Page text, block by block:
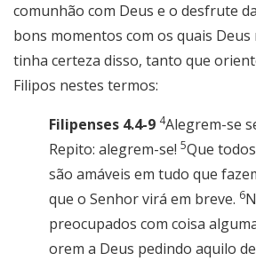
comunhão com Deus e o desfrute
bons momentos com os quais Deus
tinha certeza disso, tanto que
Filipos nestes termos:
Filipenses 4.4-9 4Alegrem-se
Repito: alegrem-se! 5Que
são amáveis em tudo que
que o Senhor virá em breve. 6
preocupados com coisa
orem a Deus pedindo aquilo